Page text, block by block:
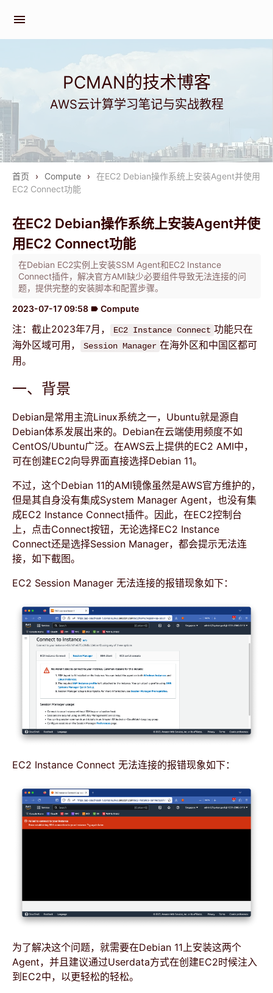
menu
PCMAN的技术博客
AWS云计算学习笔记与实战教程
首页 › Compute ›
在EC2 Debian操作系统上安装Agent并使用
EC2 Connect功能
在EC2 Debian操作系统上安装Agent并使
用EC2 Connect功能
在Debian EC2实例上安装SSM Agent和EC2 Instance
Connect插件，解决官方AMI缺少必要组件导致无法连接的问
题，提供完整的安装脚本和配置步骤。
2023-07-17 09:58 label Compute
注：截止2023年7月， EC2 Instance Connect 功能只在
海外区域可用，
Session Manager 在海外区和中国区都可
用。
一、背景
Debian是常用主流Linux系统之一，Ubuntu就是源自
Debian体系发展出来的。Debian在云端使用频度不如
CentOS/Ubuntu广泛。在AWS云上提供的EC2 AMI中，
可在创建EC2向导界面直接选择Debian 11。
不过，这个Debian 11的AMI镜像虽然是AWS官方维护的，
但是其自身没有集成System Manager Agent，也没有集
成EC2 Instance Connect插件。因此，在EC2控制台
上，点击Connect按钮，无论选择EC2 Instance
Connect还是选择Session Manager，都会提示无法连
接，如下截图。
EC2 Session Manager 无法连接的报错现象如下：
EC2 Instance Connect 无法连接的报错现象如下：
为了解决这个问题，就需要在Debian 11上安装这两个
Agent，并且建议通过Userdata方式在创建EC2时候注入
到EC2中，以更轻松的轻松。